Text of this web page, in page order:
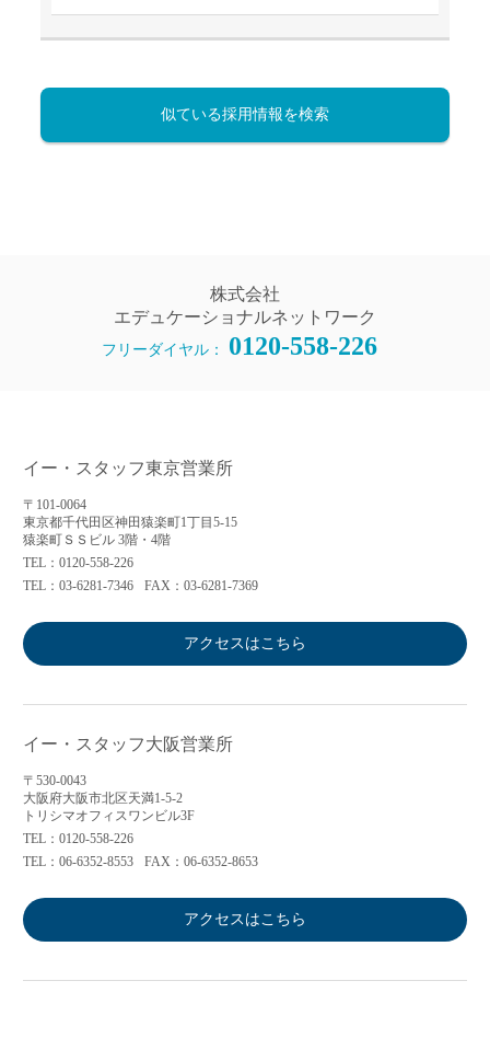
似ている採用情報を検索
株式会社
エデュケーショナルネットワーク
フリーダイヤル： 0120-558-226
イー・スタッフ東京営業所
〒101-0064
東京都千代田区神田猿楽町1丁目5-15
猿楽町ＳＳビル 3階・4階
TEL：0120-558-226
TEL：03-6281-7346
FAX：03-6281-7369
アクセスはこちら
イー・スタッフ大阪営業所
〒530-0043
大阪府大阪市北区天満1-5-2
トリシマオフィスワンビル3F
TEL：0120-558-226
TEL：06-6352-8553
FAX：06-6352-8653
アクセスはこちら